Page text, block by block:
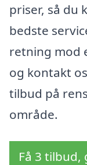
priser, så du
bedste
retning mod
og kontakt
tilbud på
område.
Få 3